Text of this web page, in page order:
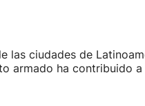
las ciudades de
armado ha contribuido a